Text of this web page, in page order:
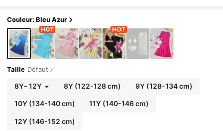
Couleur: Bleu Azur
Taille Défaut
8Y- 12Y 8Y (122-128 cm) 9Y (128-134 cm)
10Y(134-140 cm) 11Y (140-146 cm)
12Y(146-152 cm)